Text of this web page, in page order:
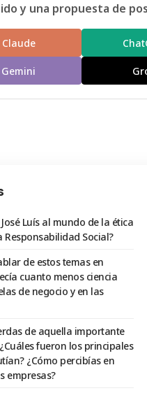
y una propuesta de
Claude
Gemini
Luís al mundo de la ética
Responsabilidad Social?
de estos temas en
cuanto menos ciencia
de negocio y en las
de aquella importante
fueron los principales
¿Cómo percibías en
empresas?